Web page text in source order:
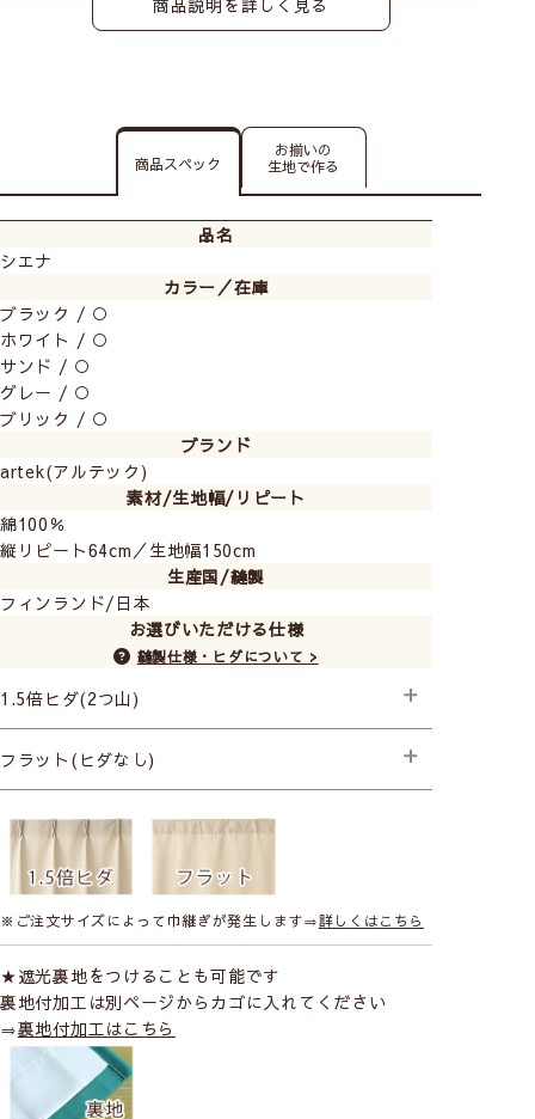
商品スペック
お揃いの
生地で作る
品名
シエナ
カラー／在庫
ブラック / ○
ホワイト / ○
サンド / ○
グレー / ○
ブリック / ○
ブランド
artek(アルテック)
素材/生地幅/リピート
綿100％
縦リピート64cm／生地幅150cm
生産国/縫製
フィンランド/日本
お選びいただける仕様
縫製仕様・ヒダについて >
1.5倍ヒダ(2つ山)
├プレミアム縫製
フラット(ヒダなし)
※ご注文サイズによって巾継ぎが発生します⇒詳しくはこちら
★遮光裏地をつけることも可能です
裏地付加工は別ページからカゴに入れてください
⇒裏地付加工はこちら